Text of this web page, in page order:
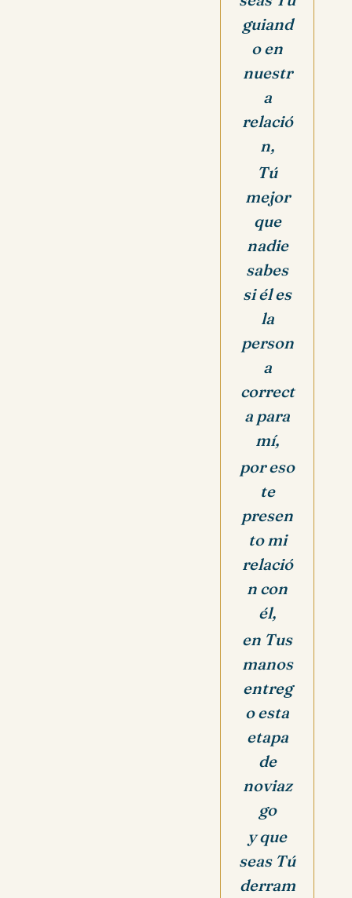
guiand
o en
nuestr
a
relació
n,
Tú
mejor
que
nadie
sabes
si él es
la
person
a
correct
a para
mí,
por eso
te
presen
to mi
relació
n con
él,
en Tus
manos
entreg
o esta
etapa
de
noviaz
go
y que
seas Tú
derram